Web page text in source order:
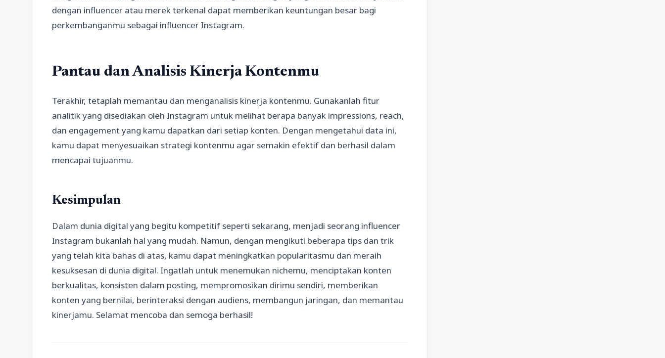
dengan influencer atau merek terkenal dapat memberikan keuntungan besar bagi
perkembanganmu sebagai influencer Instagram.
Pantau dan Analisis Kinerja Kontenmu
Terakhir, tetaplah memantau dan menganalisis kinerja kontenmu. Gunakanlah fitur
analitik yang disediakan oleh Instagram untuk melihat berapa banyak impressions, reach,
dan engagement yang kamu dapatkan dari setiap konten. Dengan mengetahui data ini,
kamu dapat menyesuaikan strategi kontenmu agar semakin efektif dan berhasil dalam
mencapai tujuanmu.
Kesimpulan
Dalam dunia digital yang begitu kompetitif seperti sekarang, menjadi seorang influencer
Instagram bukanlah hal yang mudah. Namun, dengan mengikuti beberapa tips dan trik
yang telah kita bahas di atas, kamu dapat meningkatkan popularitasmu dan meraih
kesuksesan di dunia digital. Ingatlah untuk menemukan nichemu, menciptakan konten
berkualitas, konsisten dalam posting, mempromosikan dirimu sendiri, memberikan
konten yang bernilai, berinteraksi dengan audiens, membangun jaringan, dan memantau
kinerjamu. Selamat mencoba dan semoga berhasil!